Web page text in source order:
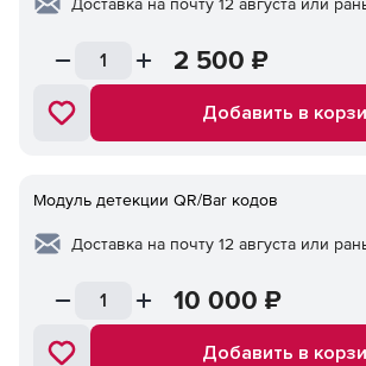
2 500 ₽
Добавить в
Модуль детекции QR/Bar кодов
Доставка на почту 12 августа или
10 000 ₽
Добавить в